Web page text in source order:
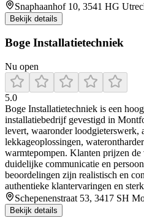
Snaphaanhof 10, 3541 HG
Bekijk details
Boge Installatietechniek
Nu open
5.0
Boge Installatietechniek is een
installatiebedrijf gevestigd in
levert, waaronder loodgieterswerk,
lekkageoplossingen,
warmtepompen. Klanten prijzen
duidelijke communicatie en
beoordelingen zijn realistisch en
authentieke klantervaringen en
Schepenenstraat 53, 3417 SH
Bekijk details